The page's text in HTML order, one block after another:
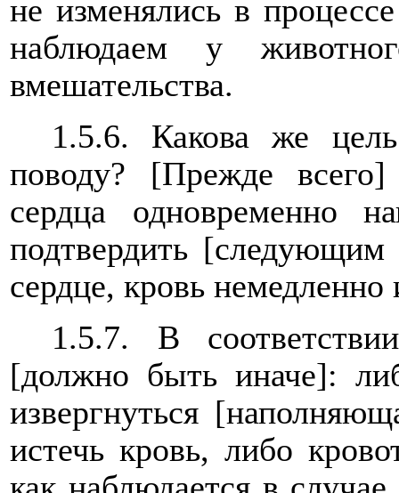
не изменялись в
наблюдаем у
вмешательства.
1.5.6. Какова же
поводу? [Прежде
сердца одновременно
подтвердить
сердце, кровь немедленно
1.5.7. В
[должно быть иначе]:
извергнуться
истечь кровь, либо